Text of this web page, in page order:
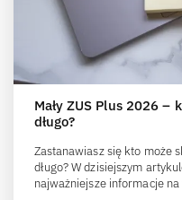
Mały ZUS Plus 2026 –
długo?
Zastanawiasz się kto może
długo? W dzisiejszym
najważniejsze informacje